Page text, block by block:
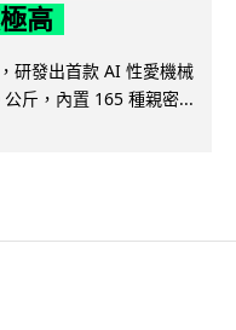
高
研發出首款 AI 性愛機械
斤，內置 165 種親密...